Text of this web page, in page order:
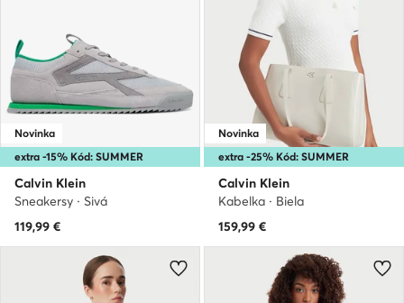
extra -15% Kód: SUMMER
Novinka
Calvin Klein
Sneakersy · Sivá
119,99 €
extra -25% Kód: SUMMER
Novinka
Calvin Klein
Kabelka · Biela
159,99 €